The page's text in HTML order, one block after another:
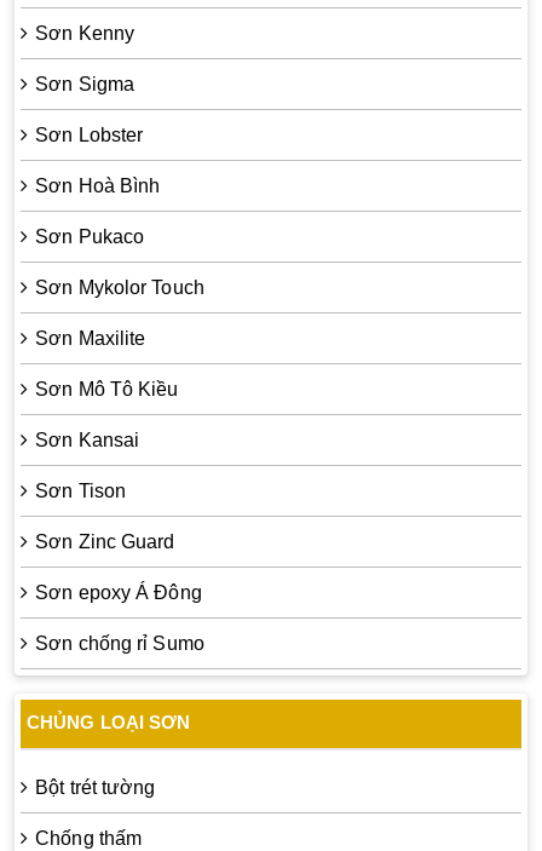
Sơn Kenny
Sơn Sigma
Sơn Lobster
Sơn Hoà Bình
Sơn Pukaco
Sơn Mykolor Touch
Sơn Maxilite
Sơn Mô Tô Kiều
Sơn Kansai
Sơn Tison
Sơn Zinc Guard
Sơn epoxy Á Đông
Sơn chống rỉ Sumo
CHỦNG LOẠI SƠN
Bột trét tường
Chống thấm